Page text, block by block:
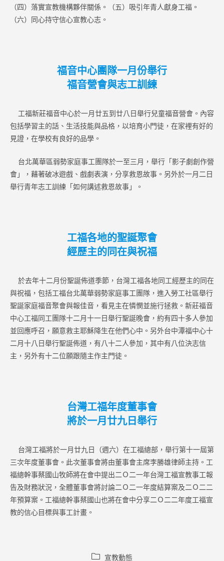
（四）落實宣教機構夥伴關係。（五）吸引年青人獻身工福。
（六）同心持守信心宣教心志。
福音中心團隊一月份舉行
福音營會與志工訓練
工福新莊福音中心於一月廿五到廿八日舉行兒童福音營會。內容
包括學習主的話、生活技能與品格，以培育小門徒，在家裡有好的
見證，在學校有良好的品學。
台北萬華區弱勢家庭事工團隊於一至三月，舉行「影子劇創作營
會」，藉著破冰遊戲、戲劇表演，分享救恩故事。另外於一月二日
舉行青年志工訓練「如何講述救恩故事」。
工福各地的聖誕聚會
經歷主的同在與祝福
於去年十二月份聖誕佈道季節，台灣工福各地同工經歷主的同在
與祝福，包括工福台北萬華弱勢家庭事工團隊，進入勞工社區舉行
聖誕家庭福音聚會與報佳音，看見主在憐憫並施行拯救。新莊福音
中心工福同工團隊十二月十一日舉行聖誕晚會，約有四十多人參加
並回應呼召，願意救主耶穌降生在他們心中。另外台中潭福中心十
二月十八日舉行聖誕佈道，有八十二人參加，其中有八位決志信
主，另外有十二位願跟隨主作主門徒。
台灣工福年度董事會
將於一月廿九日舉行
台灣工福將於一月廿九日（週六）在工福總部，舉行第十一屆第
三次年度董事會。此次董事會將由董事會主席李勝雄律師主持。工
福總幹事蔡國山牧師將在會中提出二Ｏ二一年台灣工福宣教事工報
告及財務狀況，全體董事會將討論二Ｏ二一年度結算案及二Ｏ二二
年預算案。工福總幹事蔡國山也將在會中分享二Ｏ二二年度工福宣
教的信心目標與事工計畫。
Post 宣教動態